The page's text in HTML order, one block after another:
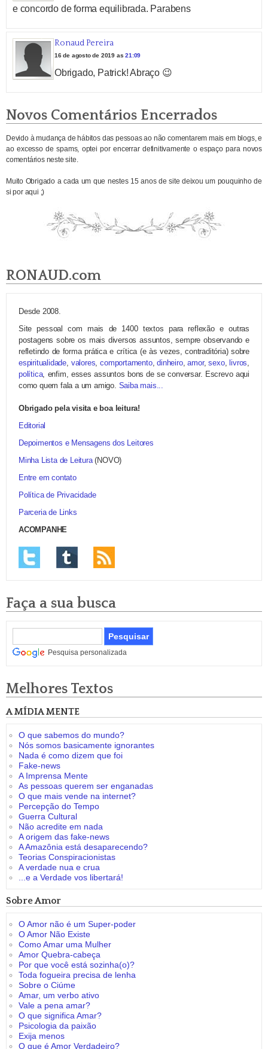
e concordo de forma equilibrada. Parabens
Ronaud Pereira
16 de agosto de 2019 as21:09
Obrigado, Patrick! Abraço 😉
Novos Comentários Encerrados
Devido à mudança de hábitos das pessoas ao não comentarem mais em blogs, e
ao excesso de spams, optei por encerrar definitivamente o espaço para novos
comentários neste site.
Muito Obrigado a cada um que nestes 15 anos de site deixou um pouquinho de
si por aqui ;)
RONAUD.com
Desde 2008.
Site pessoal com mais de 1400 textos para reflexão e outras
postagens sobre os mais diversos assuntos, sempre observando e
refletindo de forma prática e crítica (e às vezes, contraditória) sobre
espiritualidade, valores,comportamento,dinheiro,amor,sexo, livros,
política, enfim, esses assuntos bons de se conversar. Escrevo aqui
como quem fala a um amigo. Saiba mais...
Obrigado pela visita e boa leitura!
Editorial
Depoimentos e Mensagens dos Leitores
Minha Lista de Leitura(NOVO)
Entre em contato
Política de Privacidade
Parceria de Links
ACOMPANHE
Faça a sua busca
Pesquisa personalizada
Melhores Textos
A MÍDIA MENTE
O que sabemos do mundo?
Nós somos basicamente ignorantes
Nada é como dizem que foi
Fake-news
A Imprensa Mente
As pessoas querem ser enganadas
O que mais vende na internet?
Percepção do Tempo
Guerra Cultural
Não acredite em nada
A origem das fake-news
A Amazônia está desaparecendo?
Teorias Conspiracionistas
A verdade nua e crua
...e a Verdade vos libertará!
Sobre Amor
O Amor não é um Super-poder
O Amor Não Existe
Como Amar uma Mulher
Amor Quebra-cabeça
Por que você está sozinha(o)?
Toda fogueira precisa de lenha
Sobre o Ciúme
Amar, um verbo ativo
Vale a pena amar?
O que significa Amar?
Psicologia da paixão
Exija menos
O que é Amor Verdadeiro?